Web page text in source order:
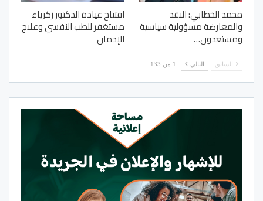
محمد الخطابي: النقد
والمعارضة مسؤولية سياسية
ومستعدون…
افتتاح عيادة الدكتور زكرياء
مستغفر للطب النفسي وعلاج
الإدمان
السابق التالي 1 من 133